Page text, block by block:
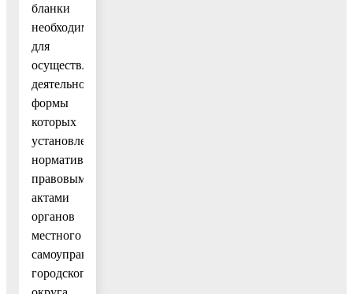
бланки
необходимые
для
осуществления
деятельности,
формы
которых
установлены
нормативными
правовыми
актами
органов
местного
самоуправления
городского